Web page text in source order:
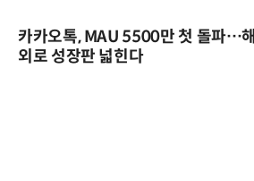
카카오톡, MAU 5500만 첫 돌파…해
외로 성장판 넓힌다